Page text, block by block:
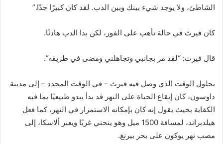
الشاطئ، ولا يوجد شيء بينك وبين الدب. لقد كان كبيرًا جدًا.”
كان فيرث في حالة تأهب على الفور، لكن بدا الدب هادئًا.
قال فيرث: “لقد مر بجانبي وتجاهلني ومضى في طريقه”.
بحلول الوقت الذي وصل فيه فيرث – في الوقت المحدد – إلى مدينة
داوسون، كان إيقاع الحياة على النهر قد بدأ يبدو طبيعيًا بما فيه
الكفاية بحيث يقول إنه كان بإمكانه الاستمرار في النهر، كما فعل
هيلدبراند، لمسافة 1500 ميل وهو ينحني غربًا ويعبر ألاسكا، إلى
مصب نهر يوكون على بحر بيرنغ.